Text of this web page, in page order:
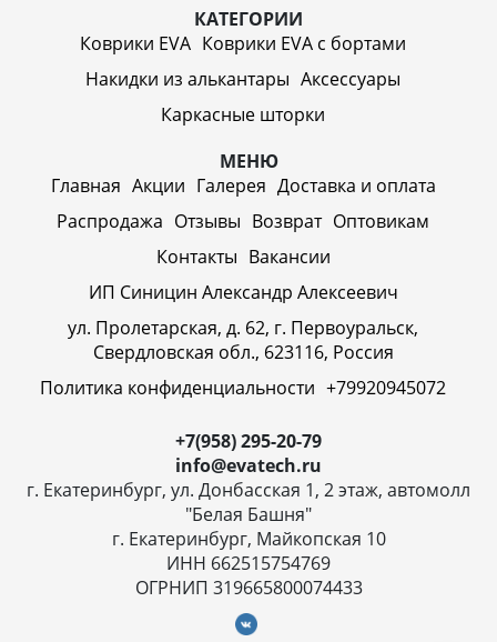
КАТЕГОРИИ
Коврики EVA Коврики EVA c бортами
Накидки из алькантары Аксессуары
Каркасные шторки
МЕНЮ
Главная Акции Галерея Доставка и оплата
Распродажа Отзывы Возврат Оптовикам
Контакты Вакансии
ИП Синицин Александр Алексеевич
ул. Пролетарская, д. 62, г. Первоуральск,
Свердловская обл., 623116, Россия
Политика конфиденциальности +79920945072
+7(958) 295-20-79
info@evatech.ru
г. Екатеринбург, ул. Донбасская 1, 2 этаж, автомолл
"Белая Башня"
г. Екатеринбург, Майкопская 10
ИНН 662515754769
ОГРНИП 319665800074433